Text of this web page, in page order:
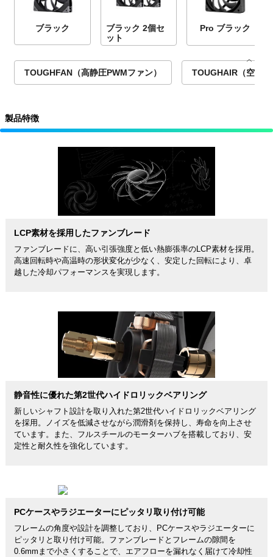
ブラック
ブラック 2個セ
ット
Pro ブラック
TOUGHFAN（高静圧PWMファン） TOUGHAIR（空冷
製品特徴
LCP素材を採用したファンブレード
ファンブレードに、高い引張強度と低い熱膨張率のLCP素材を採用。
高速回転時や高温時の形状変化が少なく、安定した回転により、卓
越した冷却パフォーマンスを実現します。
静音性に優れた第2世代ハイドロリックベアリング
新しいシャフト設計を取り入れた第2世代ハイドロリックベアリング
を採用。ノイズを低減させながら潤滑剤を保持し、寿命を向上させ
ています。また、フルスチールのモーターハブを搭載しており、安
定性と耐久性を強化しています。
PCケースやラジエーターにピッタリ取り付け可能
フレームの角度や設計を調整しており、PCケースやラジエーターに
ピッタリと取り付け可能。ファンブレードとフレームの隙間を
0.6mmまで小さくすることで、エアフローを漏れなく届けて冷却性